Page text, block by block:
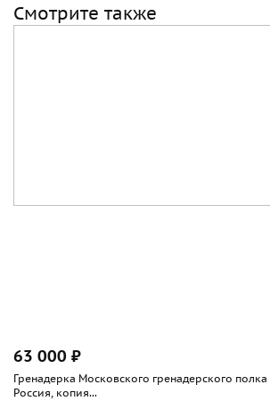
Смотрите также
63 000 ₽
Гренадерка Московского гренадерского
Россия, копия...